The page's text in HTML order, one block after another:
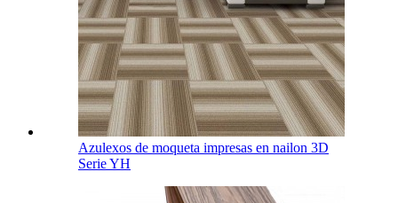
Azulexos de moqueta impresas en nailon 3D
Serie YH